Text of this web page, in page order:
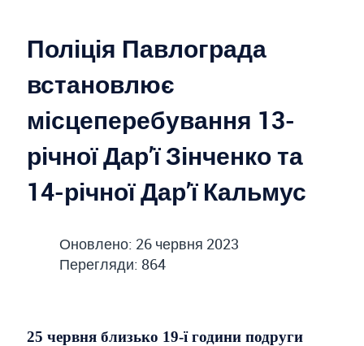
Поліція Павлограда
встановлює
місцеперебування 13-
річної Дар’ї Зінченко та
14-річної Дар’ї Кальмус
Оновлено: 26 червня 2023
Перегляди: 864
25 червня близько 19-ї години подруги